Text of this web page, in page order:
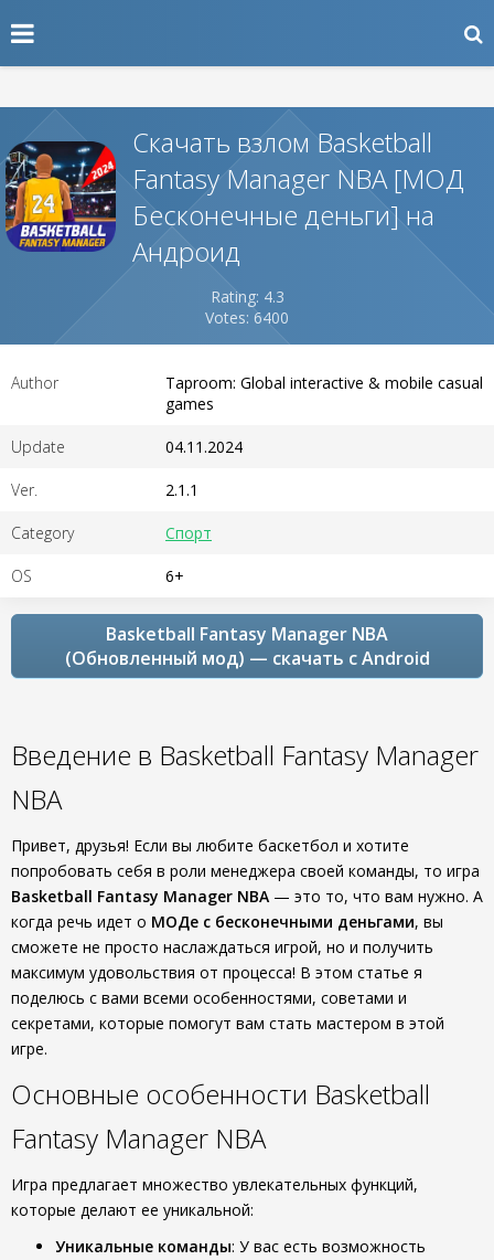
Скачать взлом Basketball
Fantasy Manager NBA [МОД
Бесконечные деньги] на
Андроид
Rating: 4.3
Votes: 6400
Author
Taproom: Global interactive & mobile casual
games
Update 04.11.2024
Ver. 2.1.1
Category Спорт
OS 6+
Basketball Fantasy Manager NBA
(Обновленный мод) — скачать с Android
Введение в Basketball Fantasy Manager
NBA
Привет, друзья! Если вы любите баскетбол и хотите
попробовать себя в роли менеджера своей команды, то игра
Basketball Fantasy Manager NBA — это то, что вам нужно. А
когда речь идет о МОДе с бесконечными деньгами, вы
сможете не просто наслаждаться игрой, но и получить
максимум удовольствия от процесса! В этом статье я
поделюсь с вами всеми особенностями, советами и
секретами, которые помогут вам стать мастером в этой
игре.
Основные особенности Basketball
Fantasy Manager NBA
Игра предлагает множество увлекательных функций,
которые делают ее уникальной:
Уникальные команды: У вас есть возможность